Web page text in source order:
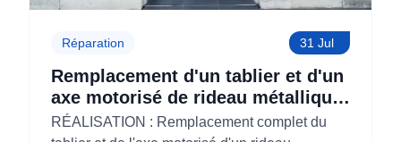
Réparation 31 Jul
Remplacement d'un tablier et d'un
axe motorisé de rideau métallique
pour M'CHADAL (Optical Center)
RÉALISATION : Remplacement complet du